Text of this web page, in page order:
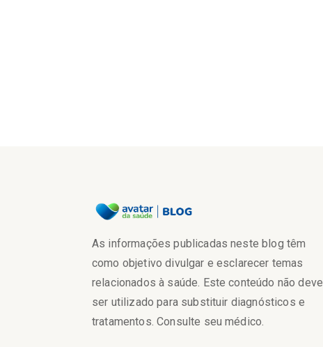
As informações publicadas neste blog têm
como objetivo divulgar e esclarecer temas
relacionados à saúde. Este conteúdo não deve
ser utilizado para substituir diagnósticos e
tratamentos. Consulte seu médico.